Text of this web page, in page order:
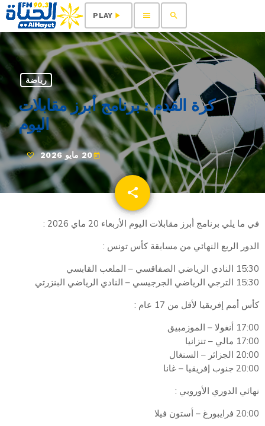
search
menu
play_arrow
PLAY
رياضة
كرة القدم : برنامج أبرز مقابلات
اليوم
today20 مايو 2026
share
email
في ما يلي برنامج أبرز مقابلات اليوم الأربعاء 20 ماي 2026 :
الدور الربع النهائي من مسابقة كأس تونس :
15:30 النادي الرياضي الصفاقسي – الملعب القابسي
15:30 الترجي الرياضي الجرجيسي – النادي الرياضي البنزرتي
كأس أمم إفريقيا لأقل من 17 عام :
17:00 أنغولا – الموزمبيق
17:00 مالي – تنزانيا
20:00 الجزائر – السنغال
20:00 جنوب إفريقيا – غانا
نهائي الدوري الأوروبي :
20:00 فرايبورغ – أستون فيلا